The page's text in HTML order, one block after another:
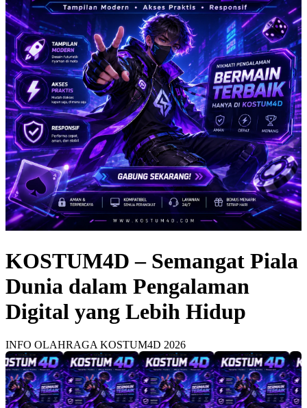
KOSTUM4D – Semangat Piala
Dunia dalam Pengalaman
Digital yang Lebih Hidup
INFO OLAHRAGA KOSTUM4D 2026